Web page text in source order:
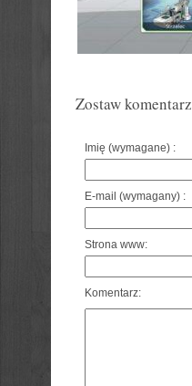
Zostaw komentarz
Imię (wymagane) :
E-mail (wymagany) :
Strona www:
Komentarz: